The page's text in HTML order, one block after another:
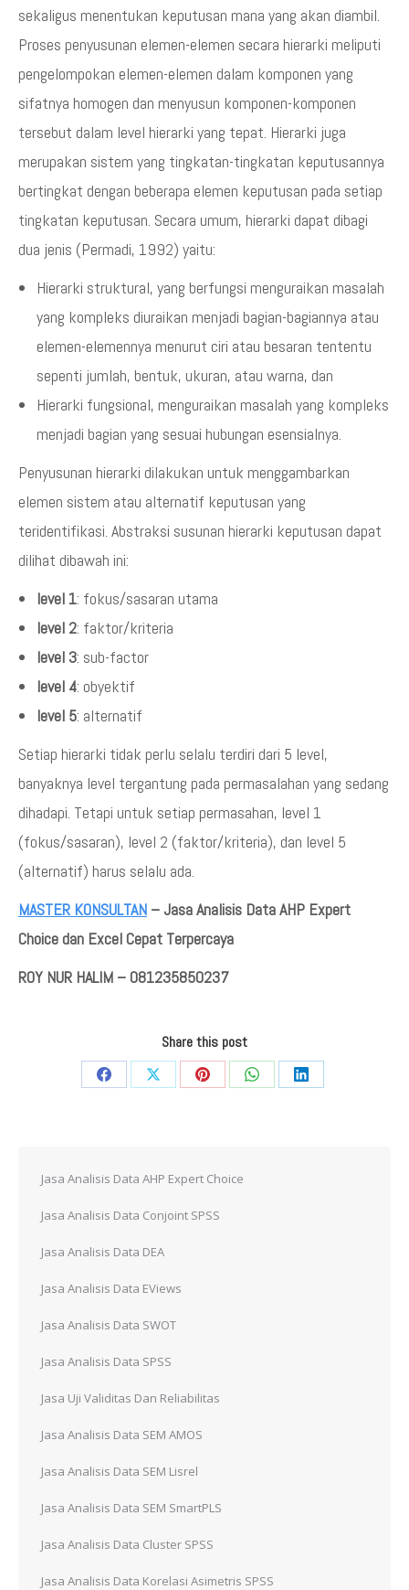
sekaligus menentukan keputusan mana yang akan diambil.
Proses penyusunan elemen-elemen secara hierarki meliputi
pengelompokan elemen-elemen dalam komponen yang
sifatnya homogen dan menyusun komponen-komponen
tersebut dalam level hierarki yang tepat. Hierarki juga
merupakan sistem yang tingkatan-tingkatan keputusannya
bertingkat dengan beberapa elemen keputusan pada setiap
tingkatan keputusan. Secara umum, hierarki dapat dibagi
dua jenis (Permadi, 1992) yaitu:
Hierarki struktural, yang berfungsi menguraikan masalah
yang kompleks diuraikan menjadi bagian-bagiannya atau
elemen-elemennya menurut ciri atau besaran tententu
sepenti jumlah, bentuk, ukuran, atau warna, dan
Hierarki fungsional, menguraikan masalah yang kompleks
menjadi bagian yang sesuai hubungan esensialnya.
Penyusunan hierarki dilakukan untuk menggambarkan
elemen sistem atau alternatif keputusan yang
teridentifikasi. Abstraksi susunan hierarki keputusan dapat
dilihat dibawah ini:
level 1: fokus/sasaran utama
level 2: faktor/kriteria
level 3: sub-factor
level 4: obyektif
level 5: alternatif
Setiap hierarki tidak perlu selalu terdiri dari 5 level,
banyaknya level tergantung pada permasalahan yang sedang
dihadapi. Tetapi untuk setiap permasahan, level 1
(fokus/sasaran), level 2 (faktor/kriteria), dan level 5
(alternatif) harus selalu ada.
MASTER KONSULTAN – Jasa Analisis Data AHP Expert
Choice dan Excel Cepat Terpercaya
ROY NUR HALIM – 081235850237
Share this post
Share
Share
Share
Share
Share
Jasa Analisis Data AHP Expert Choice
Jasa Analisis Data Conjoint SPSS
Jasa Analisis Data DEA
Jasa Analisis Data EViews
Jasa Analisis Data SWOT
Jasa Analisis Data SPSS
Jasa Uji Validitas Dan Reliabilitas
Jasa Analisis Data SEM AMOS
Jasa Analisis Data SEM Lisrel
Jasa Analisis Data SEM SmartPLS
Jasa Analisis Data Cluster SPSS
Jasa Analisis Data Korelasi Asimetris SPSS